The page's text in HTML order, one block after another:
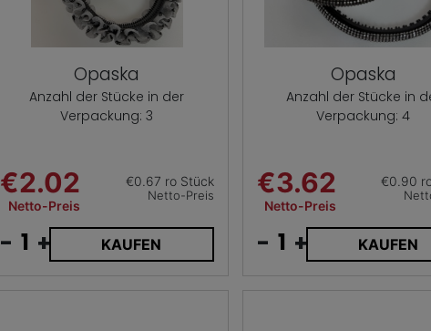
Opaska
Anzahl der Stücke in der
Verpackung: 3
€2.02
Netto-Preis
€0.67 ro Stück
Netto-Preis
- + KAUFEN
Opaska
Anzahl der Stücke in
Verpackung: 4
€3.62
Netto-Preis
€0.90
- + KAUFEN